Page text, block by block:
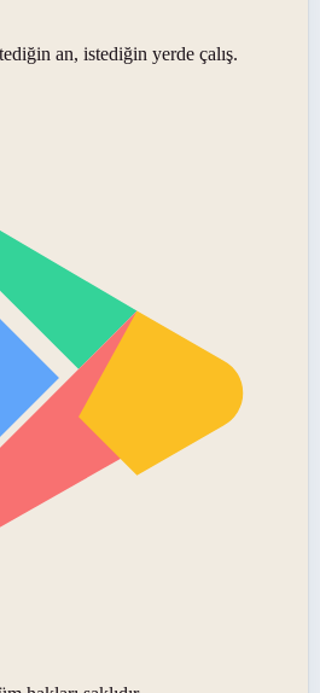
an, istediğin yerde çalış.